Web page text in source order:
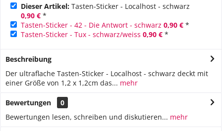
Dieser Artikel: Tasten-Sticker - Localhost - schwarz
0,90 € *
Tasten-Sticker - 42 - Die Antwort - schwarz 0,90 € *
Tasten-Sticker - Tux - schwarz/weiss 0,90 € *
Beschreibung
Der ultraflache Tasten-Sticker - Localhost - schwarz deckt mit
einer Größe von 1,2 x 1,2cm das... mehr
Bewertungen
0
Bewertungen lesen, schreiben und diskutieren... mehr